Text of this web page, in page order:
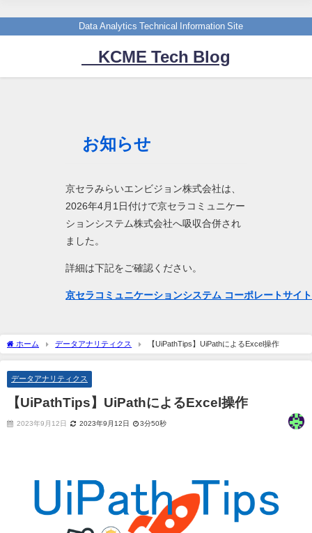
Data Analytics Technical Information Site
KCME Tech Blog
お知らせ
京セラみらいエンビジョン株式会社は、
2026年4月1日付けで京セラコミュニケー
ションシステム株式会社へ吸収合併され
ました。
詳細は下記をご確認ください。
京セラコミュニケーションシステム コーポレートサイ
ホーム データアナリティクス 【UiPathTips】UiPathによるExcel操作
データアナリティクス
【UiPathTips】UiPathによるExcel操作
2023年9月12日 2023年9月12日 3分50秒